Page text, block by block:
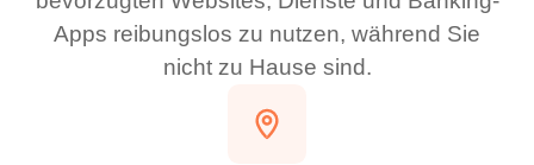
Apps reibungslos zu nutzen, während Sie
nicht zu Hause sind.